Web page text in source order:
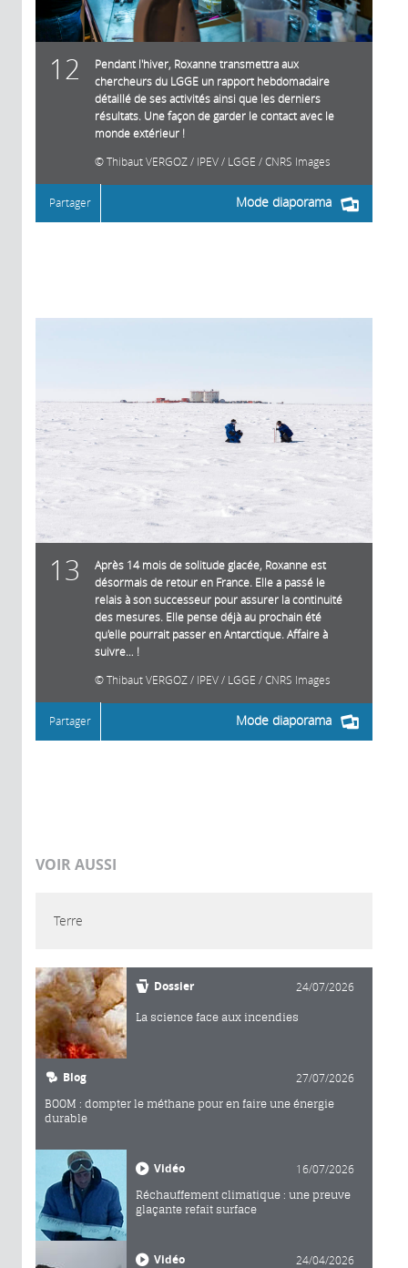
12
Pendant l'hiver, Roxanne transmettra aux
chercheurs du LGGE un rapport hebdomadaire
détaillé de ses activités ainsi que les derniers
résultats. Une façon de garder le contact avec le
monde extérieur !
Thibaut VERGOZ / IPEV / LGGE / CNRS Images
Mode diaporama
Partager
13
Après 14 mois de solitude glacée, Roxanne est
désormais de retour en France. Elle a passé le
relais à son successeur pour assurer la continuité
des mesures. Elle pense déjà au prochain été
qu'elle pourrait passer en Antarctique. Affaire à
suivre… !
Thibaut VERGOZ / IPEV / LGGE / CNRS Images
Mode diaporama
Partager
VOIR AUSSI
Terre
Dossier 24/07/2026
La science face aux incendies
Blog 27/07/2026
BOOM : dompter le méthane pour en faire une énergie
durable
Vidéo 16/07/2026
Réchauffement climatique : une preuve
glaçante refait surface
Vidéo 24/04/2026